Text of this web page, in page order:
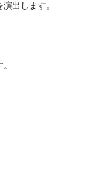
出します。